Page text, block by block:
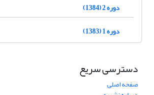
دوره 2 (1384)
دوره 1 (1383)
دسترسی سریع
صفحه اصلی